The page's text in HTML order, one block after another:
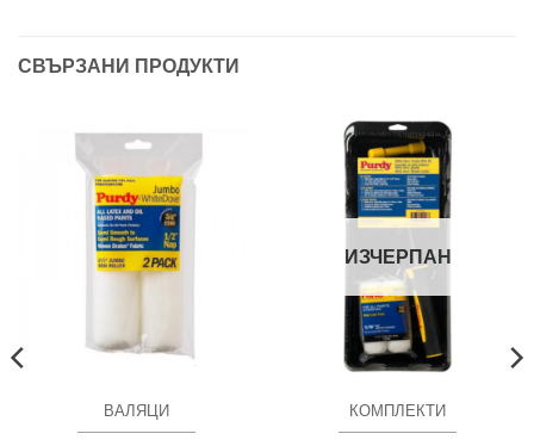
СВЪРЗАНИ ПРОДУКТИ
ВАЛЯЦИ
ИЗЧЕРПАН
КОМПЛЕКТИ